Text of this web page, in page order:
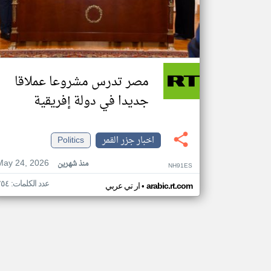
مصر تدرس مشروعا عملاقا
جديدا في دولة إفريقية
اخبار جزر القمر
Politics
24, 2026
منذ شهرين NH91ES
ار تي عربي• arabic.rt.com عدد الكلمات: ٢٥٤